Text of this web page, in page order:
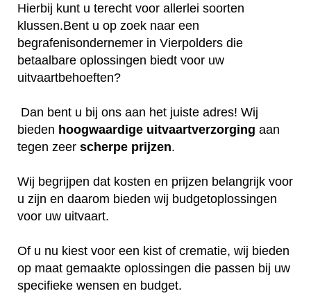
Hierbij kunt u terecht voor allerlei soorten
klussen.Bent u op zoek naar een
begrafenisondernemer in Vierpolders die
betaalbare oplossingen biedt voor uw
uitvaartbehoeften?
Dan bent u bij ons aan het juiste adres! Wij
bieden hoogwaardige uitvaartverzorging aan
tegen zeer scherpe prijzen.
Wij begrijpen dat kosten en prijzen belangrijk voor
u zijn en daarom bieden wij budgetoplossingen
voor uw uitvaart.
Of u nu kiest voor een kist of crematie, wij bieden
op maat gemaakte oplossingen die passen bij uw
specifieke wensen en budget.